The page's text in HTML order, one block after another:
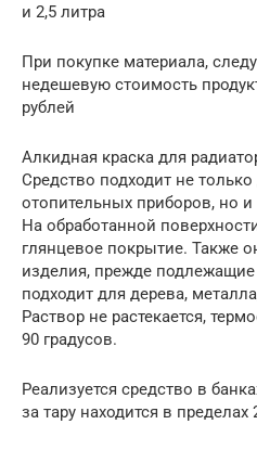
и 2,5 литра
При покупке материала,
недешевую стоимость
рублей
Алкидная краска для
Средство подходит не
отопительных приборов, но
На обработанной
глянцевое покрытие. Также
изделия, прежде
подходит для дерева,
Раствор не растекается,
90 градусов.
Реализуется средство в
за тару находится в пределах